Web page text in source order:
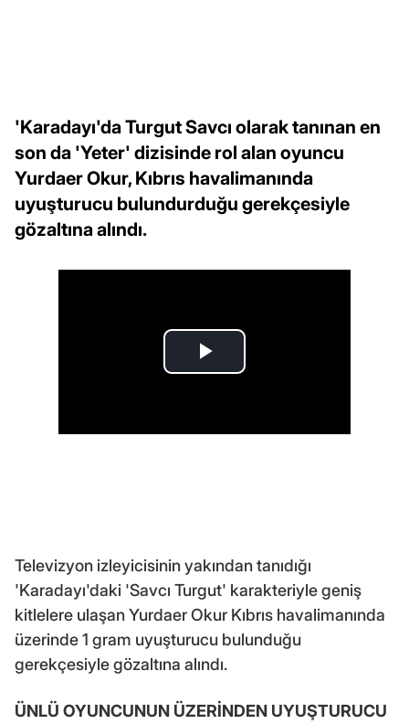
'Karadayı'da Turgut Savcı olarak tanınan en
son da 'Yeter' dizisinde rol alan oyuncu
Yurdaer Okur, Kıbrıs havalimanında
uyuşturucu bulundurduğu gerekçesiyle
gözaltına alındı.
Televizyon izleyicisinin yakından tanıdığı
'Karadayı'daki 'Savcı Turgut' karakteriyle geniş
kitlelere ulaşan Yurdaer Okur Kıbrıs havalimanında
üzerinde 1 gram uyuşturucu bulunduğu
gerekçesiyle gözaltına alındı.
ÜNLÜ OYUNCUNUN ÜZERİNDEN UYUŞTURUCU